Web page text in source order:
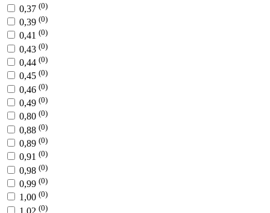
0,37 (0)
0,39 (0)
0,41 (0)
0,43 (0)
0,44 (0)
0,45 (0)
0,46 (0)
0,49 (0)
0,80 (0)
0,88 (0)
0,89 (0)
0,91 (0)
0,98 (0)
0,99 (0)
1,00 (0)
1,02 (0)